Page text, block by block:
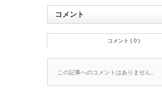
コメント
コメント ( 0 )
この記事へのコメントはありません。